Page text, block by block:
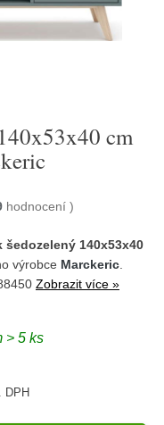
cm
hodnocení )
šedozelený 140x53x40
výrobce Marckeric.
Zobrazit více »
> 5 ks
DPH